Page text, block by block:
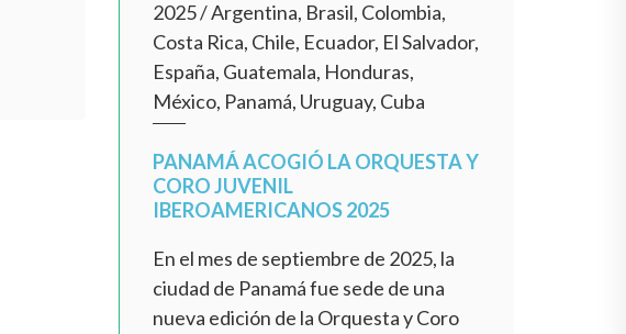
2025/Argentina, Brasil, Colombia,
Costa Rica, Chile, Ecuador, El Salvador,
España, Guatemala, Honduras,
México, Panamá, Uruguay, Cuba
PANAMÁ ACOGIÓ LA ORQUESTA Y
CORO JUVENIL
IBEROAMERICANOS 2025
En el mes de septiembre de 2025, la
ciudad de Panamá fue sede de una
nueva edición de la Orquesta y Coro